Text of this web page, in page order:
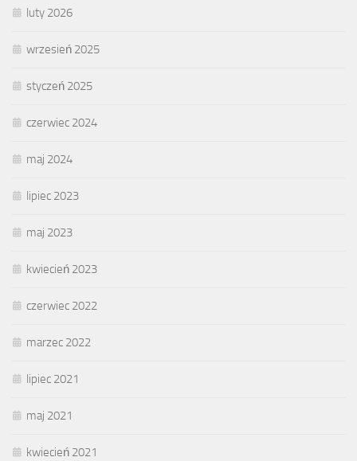
luty 2026
wrzesień 2025
styczeń 2025
czerwiec 2024
maj 2024
lipiec 2023
maj 2023
kwiecień 2023
czerwiec 2022
marzec 2022
lipiec 2021
maj 2021
kwiecień 2021